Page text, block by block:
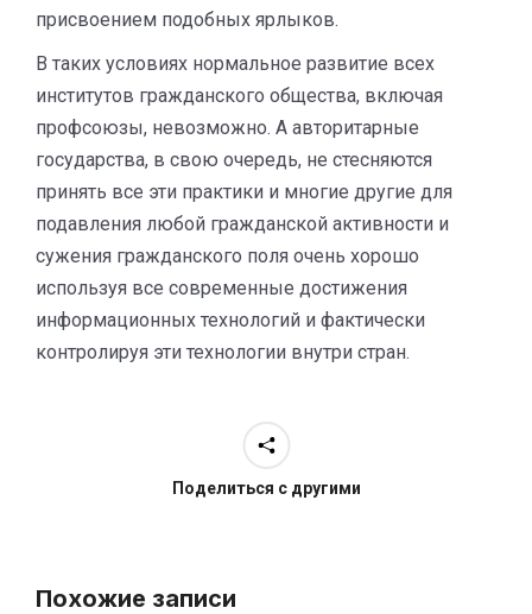
присвоением подобных ярлыков.
В таких условиях нормальное развитие всех
институтов гражданского общества, включая
профсоюзы, невозможно. А авторитарные
государства, в свою очередь, не стесняются
принять все эти практики и многие другие для
подавления любой гражданской активности и
сужения гражданского поля очень хорошо
используя все современные достижения
информационных технологий и фактически
контролируя эти технологии внутри стран.
Поделиться с другими
Похожие записи